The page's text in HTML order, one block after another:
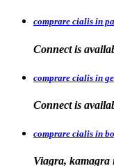
comprare cialis in
Connect is
comprare cialis in
Connect is
comprare cialis in
Viagra,